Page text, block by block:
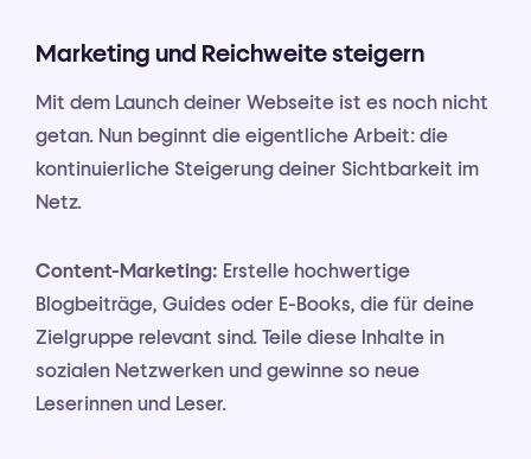
Marketing und Reichweite steigern
Mit dem Launch deiner Webseite ist es noch nicht
getan. Nun beginnt die eigentliche Arbeit: die
kontinuierliche Steigerung deiner Sichtbarkeit im
Netz.
Content-Marketing: Erstelle hochwertige
Blogbeiträge, Guides oder E-Books, die für deine
Zielgruppe relevant sind. Teile diese Inhalte in
sozialen Netzwerken und gewinne so neue
Leserinnen und Leser.